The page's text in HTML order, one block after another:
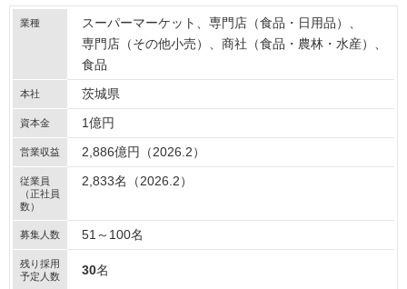
業種 スーパーマーケット
専門店（食品・日用品）
専門店（その他小売）
商社（食品・農林・水産）
食品
本社 茨城県
資本金 1億円
営業収益 2,886億円（2026.2）
従業員
（正社員
数）
2,833名（2026.2）
募集人数 51～100名
残り採用
予定人数
30名